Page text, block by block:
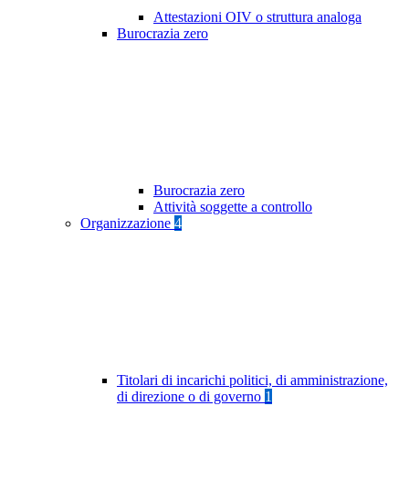
Attestazioni OIV o struttura analoga
Burocrazia zero
Burocrazia zero
Attività soggette a controllo
Organizzazione 4
Titolari di incarichi politici, di amministrazione,
di direzione o di governo 1